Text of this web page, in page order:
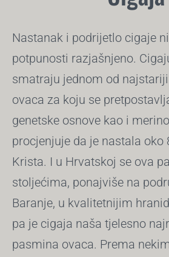
Nastanak i podrijetlo cigaje
potpunosti razjašnjeno.
smatraju jednom od
ovaca za koju se
genetske osnove kao i
procjenjuje da je nastala oko
Krista. I u Hrvatskoj se ova
stoljećima, ponajviše na
Baranje, u kvalitetnijim
pa je cigaja naša tjelesno
pasmina ovaca. Prema